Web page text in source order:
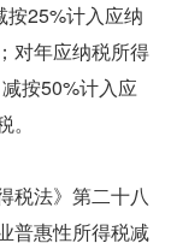
25%计入应纳
对年应纳税所得
按50%计入应
法》第二十八
普惠性所得税减